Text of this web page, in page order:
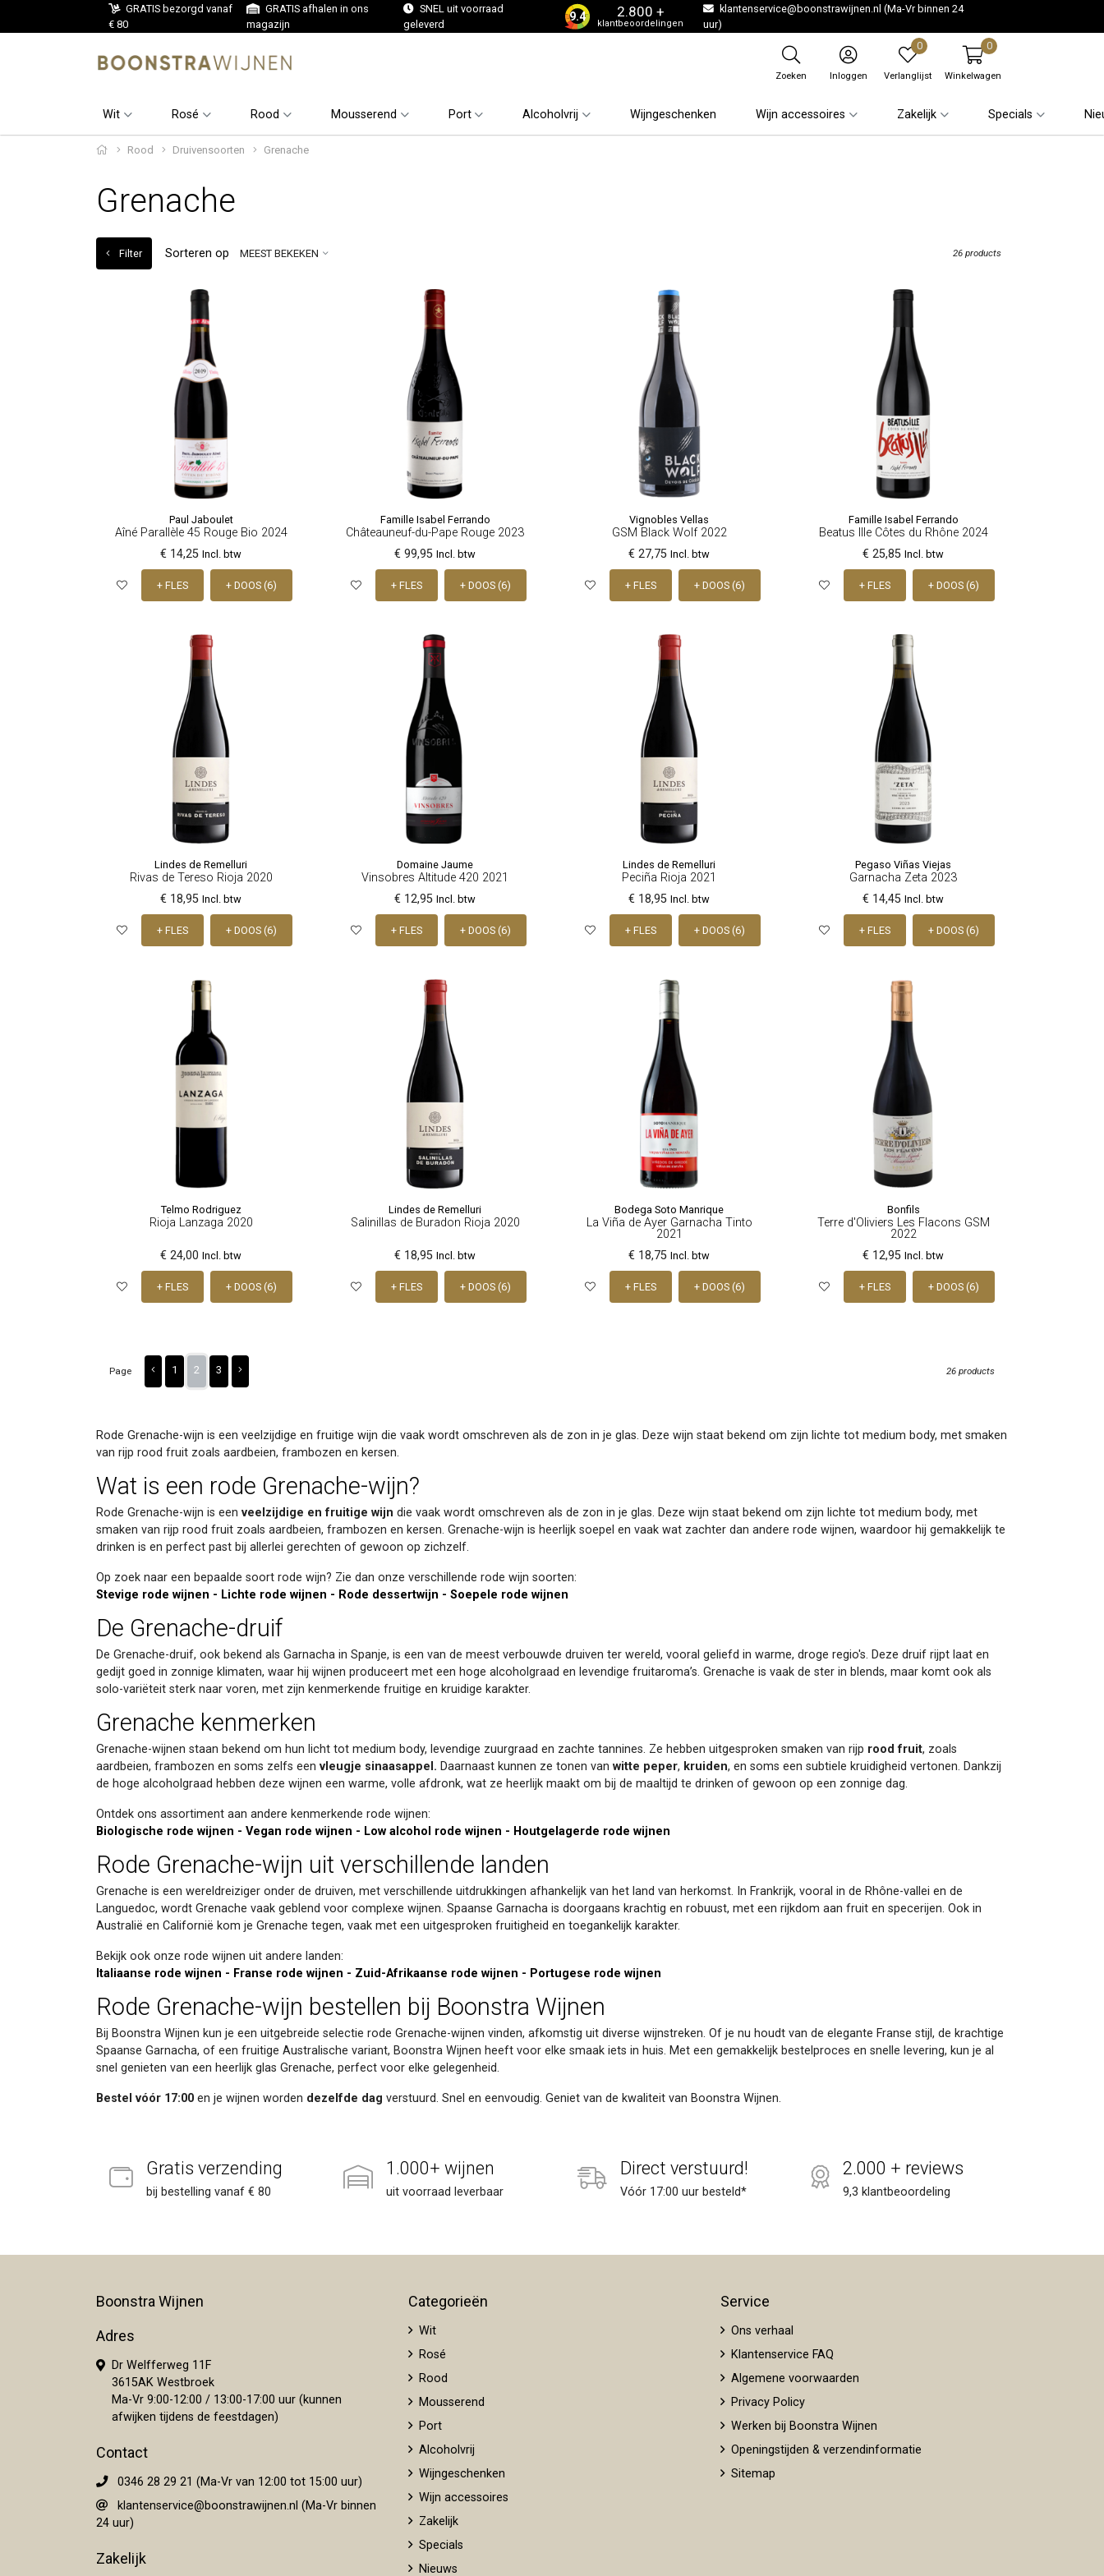
GRATIS bezorgd vanaf
€ 80
GRATIS afhalen in ons
magazijn
SNEL uit voorraad
geleverd
9.4 2.800 +
klantbeoordelingen
klantenservice@boonstrawijnen.nl (Ma-Vr binnen 24
uur)
Zoeken Inloggen
0
Verlanglijst
0
Winkelwagen
Wit Rosé Rood Mousserend Port Alcoholvrij Wijngeschenken Wijn accessoires Zakelijk Specials
Rood Druivensoorten Grenache
Grenache
Filter Sorteren op MEEST BEKEKEN 26 products
Paul Jaboulet
Aîné Parallèle 45 Rouge Bio 2024
€ 14,25 Incl. btw
+ FLES + DOOS (6)
Famille Isabel Ferrando
Châteauneuf-du-Pape Rouge 2023
€ 99,95 Incl. btw
+ FLES + DOOS (6)
Vignobles Vellas
GSM Black Wolf 2022
€ 27,75 Incl. btw
+ FLES + DOOS (6)
Famille Isabel Ferrando
Beatus Ille Côtes du Rhône 2024
€ 25,85 Incl. btw
+ FLES + DOOS (6)
Lindes de Remelluri
Rivas de Tereso Rioja 2020
€ 18,95 Incl. btw
+ FLES + DOOS (6)
Domaine Jaume
Vinsobres Altitude 420 2021
€ 12,95 Incl. btw
+ FLES + DOOS (6)
Lindes de Remelluri
Peciña Rioja 2021
€ 18,95 Incl. btw
+ FLES + DOOS (6)
Pegaso Viñas Viejas
Garnacha Zeta 2023
€ 14,45 Incl. btw
+ FLES + DOOS (6)
Telmo Rodriguez
Rioja Lanzaga 2020
€ 24,00 Incl. btw
+ FLES + DOOS (6)
Lindes de Remelluri
Salinillas de Buradon Rioja 2020
€ 18,95 Incl. btw
+ FLES + DOOS (6)
Bodega Soto Manrique
La Viña de Ayer Garnacha Tinto
2021
€ 18,75 Incl. btw
+ FLES + DOOS (6)
Bonfils
Terre d'Oliviers Les Flacons GSM
2022
€ 12,95 Incl. btw
+ FLES + DOOS (6)
Page 1 2 3 26 products
Rode Grenache-wijn is een veelzijdige en fruitige wijn die vaak wordt omschreven als de zon in je glas. Deze wijn staat bekend om zijn lichte tot medium body, met smaken
van rijp rood fruit zoals aardbeien, frambozen en kersen.
Wat is een rode Grenache-wijn?
Rode Grenache-wijn is een veelzijdige en fruitige wijn die vaak wordt omschreven als de zon in je glas. Deze wijn staat bekend om zijn lichte tot medium body, met
smaken van rijp rood fruit zoals aardbeien, frambozen en kersen. Grenache-wijn is heerlijk soepel en vaak wat zachter dan andere rode wijnen, waardoor hij gemakkelijk te
drinken is en perfect past bij allerlei gerechten of gewoon op zichzelf.
Op zoek naar een bepaalde soort rode wijn? Zie dan onze verschillende rode wijn soorten:
Stevige rode wijnen - Lichte rode wijnen - Rode dessertwijn - Soepele rode wijnen
De Grenache-druif
De Grenache-druif, ook bekend als Garnacha in Spanje, is een van de meest verbouwde druiven ter wereld, vooral geliefd in warme, droge regio's. Deze druif rijpt laat en
gedijt goed in zonnige klimaten, waar hij wijnen produceert met een hoge alcoholgraad en levendige fruitaroma’s. Grenache is vaak de ster in blends, maar komt ook als
solo-variëteit sterk naar voren, met zijn kenmerkende fruitige en kruidige karakter.
Grenache kenmerken
Grenache-wijnen staan bekend om hun licht tot medium body, levendige zuurgraad en zachte tannines. Ze hebben uitgesproken smaken van rijp rood fruit, zoals
aardbeien, frambozen en soms zelfs een vleugje sinaasappel. Daarnaast kunnen ze tonen van witte peper, kruiden, en soms een subtiele kruidigheid vertonen. Dankzij
de hoge alcoholgraad hebben deze wijnen een warme, volle afdronk, wat ze heerlijk maakt om bij de maaltijd te drinken of gewoon op een zonnige dag.
Ontdek ons assortiment aan andere kenmerkende rode wijnen:
Biologische rode wijnen - Vegan rode wijnen - Low alcohol rode wijnen - Houtgelagerde rode wijnen
Rode Grenache-wijn uit verschillende landen
Grenache is een wereldreiziger onder de druiven, met verschillende uitdrukkingen afhankelijk van het land van herkomst. In Frankrijk, vooral in de Rhône-vallei en de
Languedoc, wordt Grenache vaak geblend voor complexe wijnen. Spaanse Garnacha is doorgaans krachtig en robuust, met een rijkdom aan fruit en specerijen. Ook in
Australië en Californië kom je Grenache tegen, vaak met een uitgesproken fruitigheid en toegankelijk karakter.
Bekijk ook onze rode wijnen uit andere landen:
Italiaanse rode wijnen - Franse rode wijnen - Zuid-Afrikaanse rode wijnen - Portugese rode wijnen
Rode Grenache-wijn bestellen bij Boonstra Wijnen
Bij Boonstra Wijnen kun je een uitgebreide selectie rode Grenache-wijnen vinden, afkomstig uit diverse wijnstreken. Of je nu houdt van de elegante Franse stijl, de krachtige
Spaanse Garnacha, of een fruitige Australische variant, Boonstra Wijnen heeft voor elke smaak iets in huis. Met een gemakkelijk bestelproces en snelle levering, kun je al
snel genieten van een heerlijk glas Grenache, perfect voor elke gelegenheid.
Bestel vóór 17:00 en je wijnen worden dezelfde dag verstuurd. Snel en eenvoudig. Geniet van de kwaliteit van Boonstra Wijnen.
Gratis verzending
bij bestelling vanaf € 80
1.000+ wijnen
uit voorraad leverbaar
Direct verstuurd!
Vóór 17:00 uur besteld*
2.000 + reviews
9,3 klantbeoordeling
Boonstra Wijnen
Adres
Dr Welfferweg 11F
3615AK Westbroek
Ma-Vr 9:00-12:00 / 13:00-17:00 uur (kunnen
afwijken tijdens de feestdagen)
Contact
0346 28 29 21 (Ma-Vr van 12:00 tot 15:00 uur)
klantenservice@boonstrawijnen.nl (Ma-Vr binnen
24 uur)
Zakelijk
Categorieën
Wit
Rosé
Rood
Mousserend
Port
Alcoholvrij
Wijngeschenken
Wijn accessoires
Zakelijk
Specials
Nieuws
Service
Ons verhaal
Klantenservice FAQ
Algemene voorwaarden
Privacy Policy
Werken bij Boonstra Wijnen
Openingstijden & verzendinformatie
Sitemap